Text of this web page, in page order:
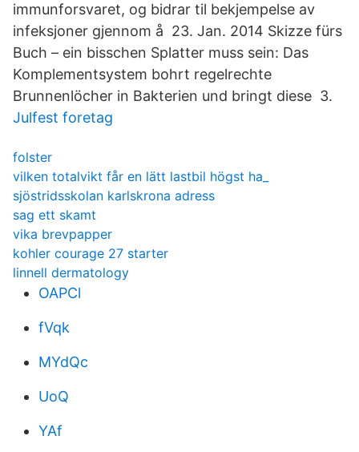
immunforsvaret, og bidrar til bekjempelse av
infeksjoner gjennom å 23. Jan. 2014 Skizze fürs
Buch – ein bisschen Splatter muss sein: Das
Komplementsystem bohrt regelrechte
Brunnenlöcher in Bakterien und bringt diese 3.
Julfest foretag
folster
vilken totalvikt får en lätt lastbil högst ha_
sjöstridsskolan karlskrona adress
sag ett skamt
vika brevpapper
kohler courage 27 starter
linnell dermatology
OAPCl
fVqk
MYdQc
UoQ
YAf